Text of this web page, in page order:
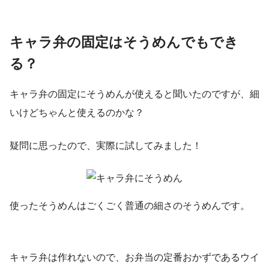
キャラ弁の固定はそうめんでもでき
る？
キャラ弁の固定にそうめんが使えると聞いたのですが、細
いけどちゃんと使えるのかな？
疑問に思ったので、実際に試してみました！
使ったそうめんはごくごく普通の細さのそうめんです。
キャラ弁は作れないので、お弁当の定番おかずであるウイ